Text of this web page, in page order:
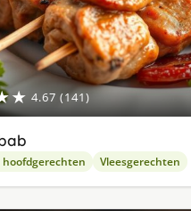
4.67 (141)
Vleesgerechten